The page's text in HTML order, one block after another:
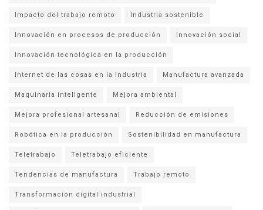
Impacto del trabajo remoto Industria sostenible
Innovación en procesos de producción Innovación social
Innovación tecnológica en la producción
Internet de las cosas en la industria Manufactura avanzada
Maquinaria inteligente Mejora ambiental
Mejora profesional artesanal Reducción de emisiones
Robótica en la producción Sostenibilidad en manufactura
Teletrabajo Teletrabajo eficiente
Tendencias de manufactura Trabajo remoto
Transformación digital industrial